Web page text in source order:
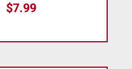
$7.99